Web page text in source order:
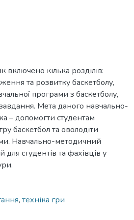
включено кілька розділів:
та розвитку баскетболу,
програми з баскетболу,
Мета даного навчально-
– допомогти студентам
баскетбол та оволодіти
Навчально-методичний
студентів та фахівців у
, техніка гри